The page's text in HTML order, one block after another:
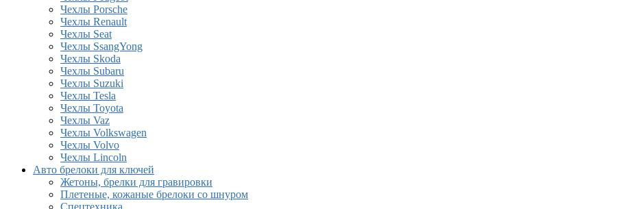
Чехлы Porsche
Чехлы Renault
Чехлы Seat
Чехлы SsangYong
Чехлы Skoda
Чехлы Subaru
Чехлы Suzuki
Чехлы Tesla
Чехлы Toyota
Чехлы Vaz
Чехлы Volkswagen
Чехлы Volvo
Чехлы Lincoln
Авто брелоки для ключей
Жетоны, брелки для гравировки
Плетеные, кожаные брелоки со шнуром
Спецтехника